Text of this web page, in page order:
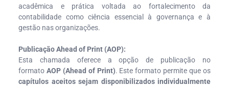
acadêmica e prática voltada ao fortalecimento da
contabilidade como ciência essencial à governança e à
gestão nas organizações.
Publicação Ahead of Print (AOP):
Esta chamada oferece a opção de publicação no
formato AOP (Ahead of Print). Este formato permite que os
capítulos aceitos sejam disponibilizados individualmente